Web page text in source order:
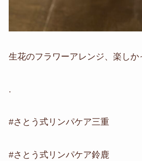
生花のフラワーアレンジ、楽しか
.
#さとう式リンパケア三重
#さとう式リンパケア鈴鹿